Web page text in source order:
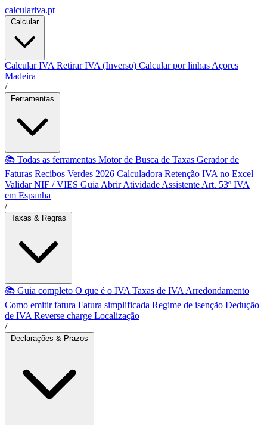
calculariva.pt
Calcular
Calcular IVA Retirar IVA (Inverso) Calcular por linhas Açores
Madeira
/
📚 Todas as ferramentas Motor de Busca de Taxas Gerador de
Faturas Recibos Verdes 2026 Calculadora Retenção IVA no Excel
Validar NIF / VIES Guia Abrir Atividade Assistente Art. 53º IVA
em Espanha
/
📚 Guia completo O que é o IVA Taxas de IVA Arredondamento
Como emitir fatura Fatura simplificada Regime de isenção Dedução
de IVA Reverse charge Localização
/